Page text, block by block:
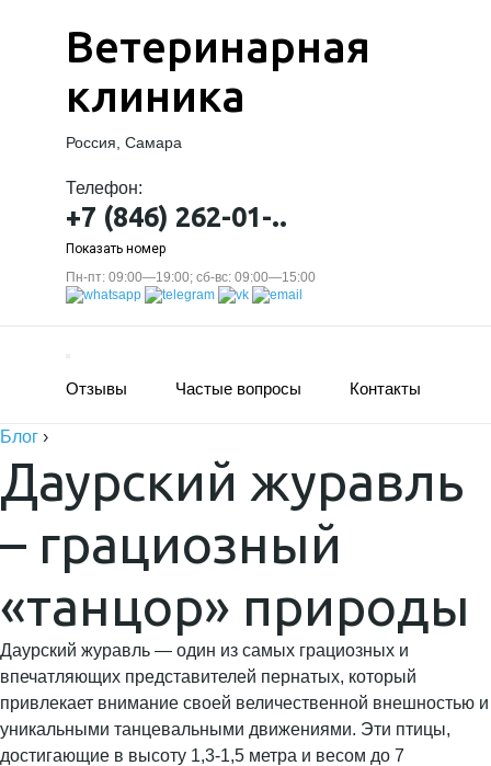
Ветеринарная
клиника
Россия, Самара
Телефон:
+7 (846) 262-01-..
Показать номер
Пн-пт: 09:00—19:00; сб-вс: 09:00—15:00
Отзывы Частые вопросы Контакты
Блог ›
Даурский журавль
– грациозный
«танцор» природы
Даурский журавль — один из самых грациозных и
впечатляющих представителей пернатых, который
привлекает внимание своей величественной внешностью и
уникальными танцевальными движениями. Эти птицы,
достигающие в высоту 1,3-1,5 метра и весом до 7